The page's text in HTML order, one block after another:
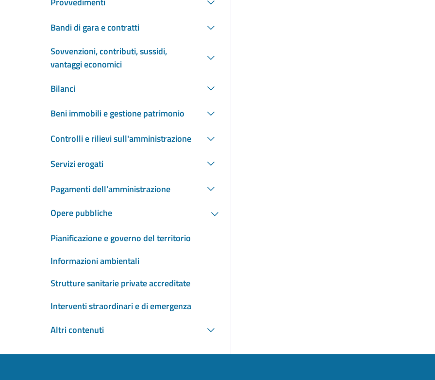
Bandi di gara e contratti
Sovvenzioni, contributi, sussidi,
vantaggi economici
Bilanci
Beni immobili e gestione patrimonio
Controlli e rilievi sull'amministrazione
Servizi erogati
Pagamenti dell'amministrazione
Opere pubbliche
Pianificazione e governo del territorio
Informazioni ambientali
Strutture sanitarie private accreditate
Interventi straordinari e di emergenza
Altri contenuti